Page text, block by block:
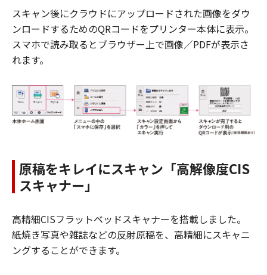
スキャン後にクラウドにアップロードされた画像をダウ
ンロードするためのQRコードをプリンター本体に表示。
スマホで読み取るとブラウザー上で画像／PDFが表示さ
れます。
原稿をキレイにスキャン「高解像度CIS
スキャナー」
高精細CISフラットベッドスキャナーを搭載しました。
紙焼き写真や雑誌などの反射原稿を、高精細にスキャニ
ングすることができます。